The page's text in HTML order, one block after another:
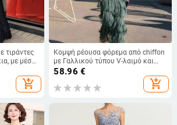
τιράντες
με μέση
add_shopping_cart
Κομψή ρέουσα φόρεμα από chiffon
με Γαλλικού τύπου V-λαιμό και
μακριά μανίκια, μαξι φόρεμα
πολυεστέρας 81–90%, Στυλ:
58.96 €
add_shopping_cart